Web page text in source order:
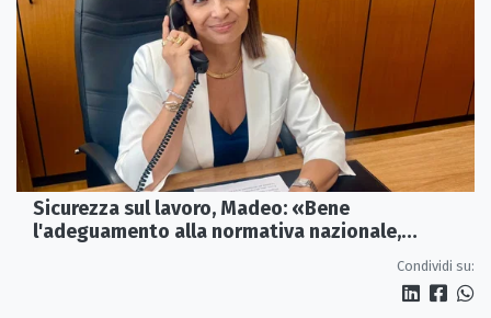
Sicurezza sul lavoro, Madeo: «Bene
l'adeguamento alla normativa nazionale,
Condividi su: